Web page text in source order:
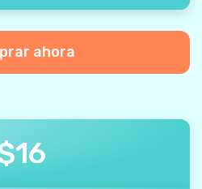
ahora
16